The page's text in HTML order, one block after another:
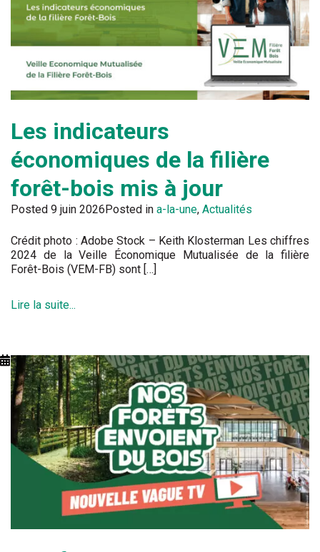
Les indicateurs
économiques de la filière
forêt-bois mis à jour
Posted 9 juin 2026Posted in a-la-une, Actualités
Crédit photo : Adobe Stock – Keith Klosterman Les chiffres
2024 de la Veille Économique Mutualisée de la filière
Forêt-Bois (VEM-FB) sont […]
Lire la suite...